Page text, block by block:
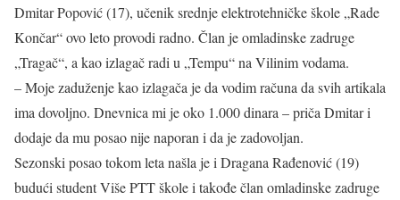
Dmitar Popović (17), učenik srednje elektrotehničke škole „Rade
Končar“ ovo leto provodi radno. Član je omladinske zadruge
„Tragač“, a kao izlagač radi u „Tempu“ na Vilinim vodama.
– Moje zaduženje kao izlagača je da vodim računa da svih artikala
ima dovoljno. Dnevnica mi je oko 1.000 dinara – priča Dmitar i
dodaje da mu posao nije naporan i da je zadovoljan.
Sezonski posao tokom leta našla je i Dragana Rađenović (19)
budući student Više PTT škole i takođe član omladinske zadruge